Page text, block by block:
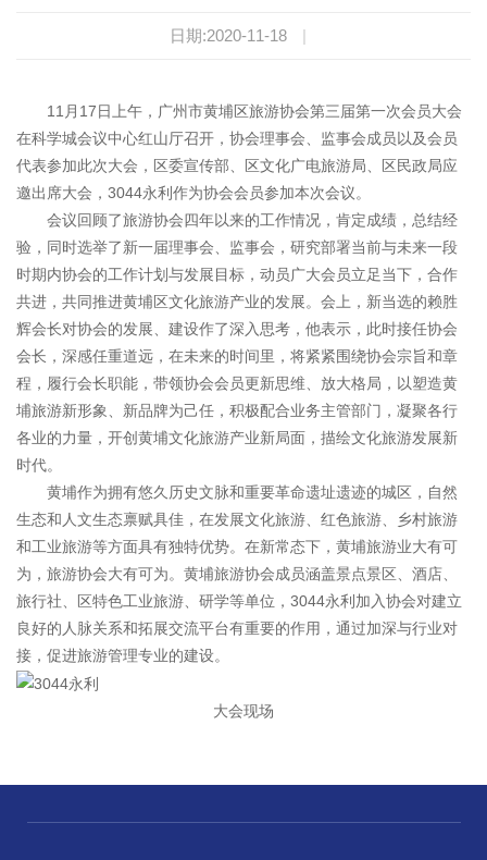
日期:2020-11-18 |
11月17日上午，广州市黄埔区旅游协会第三届第一次会员大会
在科学城会议中心红山厅召开，协会理事会、监事会成员以及会员
代表参加此次大会，区委宣传部、区文化广电旅游局、区民政局应
邀出席大会，3044永利作为协会会员参加本次会议。
会议回顾了旅游协会四年以来的工作情况，肯定成绩，总结经
验，同时选举了新一届理事会、监事会，研究部署当前与未来一段
时期内协会的工作计划与发展目标，动员广大会员立足当下，合作
共进，共同推进黄埔区文化旅游产业的发展。会上，新当选的赖胜
辉会长对协会的发展、建设作了深入思考，他表示，此时接任协会
会长，深感任重道远，在未来的时间里，将紧紧围绕协会宗旨和章
程，履行会长职能，带领协会会员更新思维、放大格局，以塑造黄
埔旅游新形象、新品牌为己任，积极配合业务主管部门，凝聚各行
各业的力量，开创黄埔文化旅游产业新局面，描绘文化旅游发展新
时代。
黄埔作为拥有悠久历史文脉和重要革命遗址遗迹的城区，自然
生态和人文生态禀赋具佳，在发展文化旅游、红色旅游、乡村旅游
和工业旅游等方面具有独特优势。在新常态下，黄埔旅游业大有可
为，旅游协会大有可为。黄埔旅游协会成员涵盖景点景区、酒店、
旅行社、区特色工业旅游、研学等单位，3044永利加入协会对建立
良好的人脉关系和拓展交流平台有重要的作用，通过加深与行业对
接，促进旅游管理专业的建设。
大会现场